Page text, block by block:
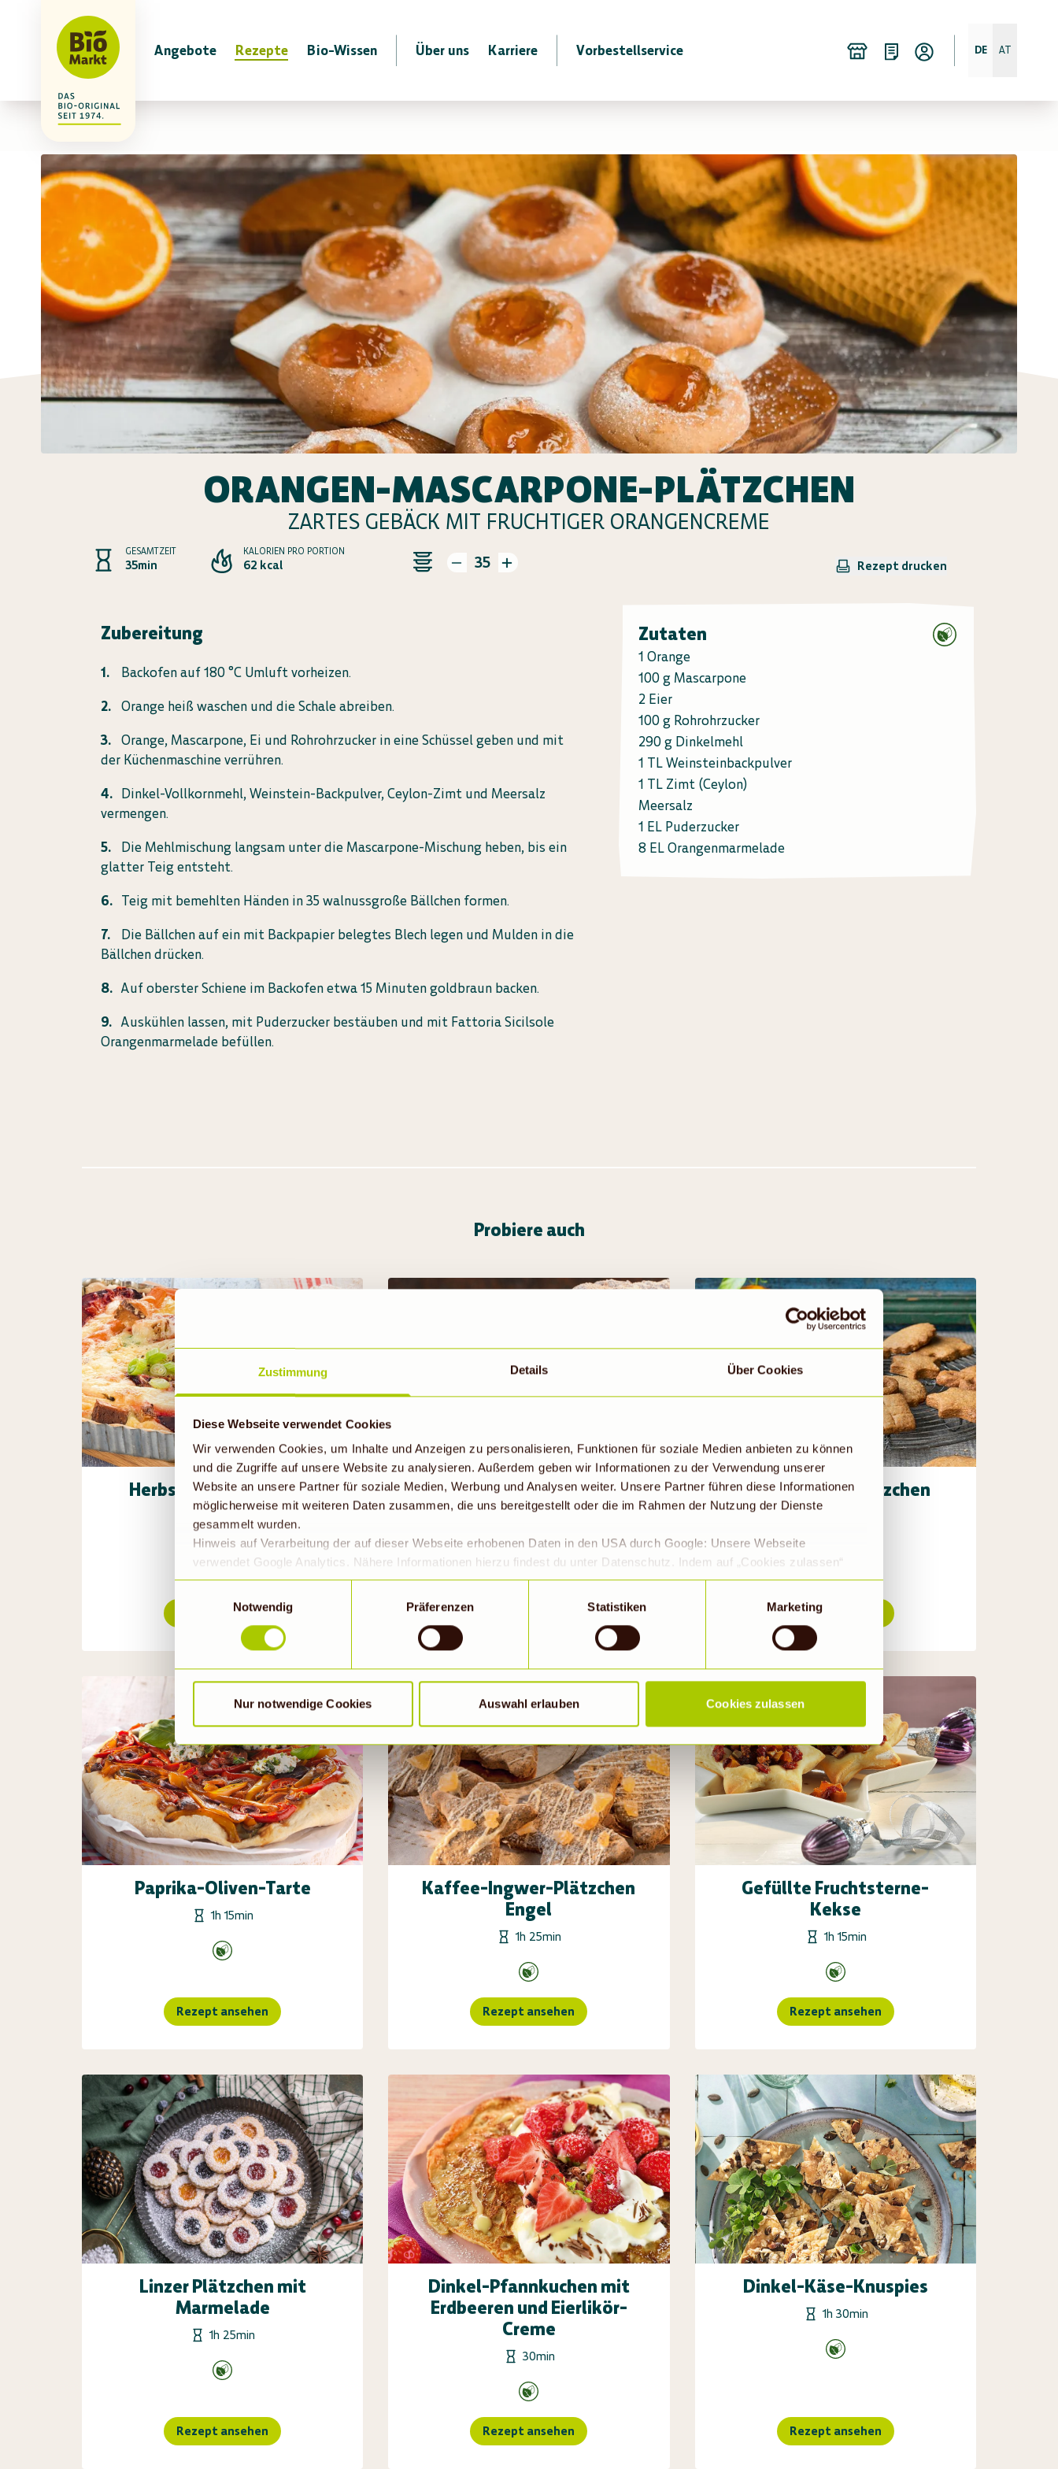
Zustimmung Details Über Cookies
Diese Webseite verwendet Cookies
Wir verwenden Cookies, um Inhalte und Anzeigen zu personalisieren, Funktionen für soziale Medien anbieten zu können
und die Zugriffe auf unsere Website zu analysieren. Außerdem geben wir Informationen zu der Verwendung unserer
Website an unsere Partner für soziale Medien, Werbung und Analysen weiter. Unsere Partner führen diese Informationen
möglicherweise mit weiteren Daten zusammen, die uns bereitgestellt oder die im Rahmen der Nutzung der Dienste
gesammelt wurden.
Hinweis auf Verarbeitung der auf dieser Webseite erhobenen Daten in den USA durch Google: Unsere Webseite
verwendet Google Analytics. Nähere Informationen hierzu findest du unter Datenschutz. Indem auf „Cookies zulassen“
geklickt bzw. statistische Cookies erlaubt werden, wird zugleich gem. Art. 49 Abs. 1 S. 1 lit a DS-GVO eingewilligt, dass
die Daten in den USA verarbeitet werden. Die USA werden vom Europäischen Gerichtshof als ein Land mit einem nach
EU-Standards unzureichendem Datenschutzniveau eingeschätzt. Es besteht insbesondere das Risiko, dass die Daten
durch US-Behörden, zu Kontroll- und zu Überwachungszwecken, möglicherweise auch ohne Rechtsbehelfsmöglichkeiten,
Notwendig
Präferenzen Statistiken Marketing
Nur notwendige Cookies Auswahl erlauben Cookies zulassen
Angebote Rezepte Bio-Wissen Über uns Karriere Vorbestellservice DE AT
ORANGEN-MASCARPONE-PLÄTZCHEN
ZARTES GEBÄCK MIT FRUCHTIGER ORANGENCREME
GESAMTZEIT
35min
KALORIEN PRO PORTION
62 kcal 35 Rezept drucken
Zutaten
1 Orange
100 g Mascarpone
2 Eier
100 g Rohrohrzucker
290 g Dinkelmehl
1 TL Weinsteinbackpulver
1 TL Zimt (Ceylon)
Meersalz
1 EL Puderzucker
8 EL Orangenmarmelade
Zubereitung
Backofen auf 180 °C Umluft vorheizen.
Orange heiß waschen und die Schale abreiben.
Orange, Mascarpone, Ei und Rohrohrzucker in eine Schüssel geben und mit
der Küchenmaschine verrühren.
Dinkel-Vollkornmehl, Weinstein-Backpulver, Ceylon-Zimt und Meersalz
vermengen.
Die Mehlmischung langsam unter die Mascarpone-Mischung heben, bis ein
glatter Teig entsteht.
Teig mit bemehlten Händen in 35 walnussgroße Bällchen formen.
Die Bällchen auf ein mit Backpapier belegtes Blech legen und Mulden in die
Bällchen drücken.
Auf oberster Schiene im Backofen etwa 15 Minuten goldbraun backen.
Auskühlen lassen, mit Puderzucker bestäuben und mit Fattoria Sicilsole
Orangenmarmelade befüllen.
Probiere auch
Herbstgemüse-Quiche
1h 15min
Rezept ansehen
Süßer Fruchtstollen mit
Ingwer und Kakao
2h 35min
Spekulatius-Plätzchen
klassisch
Rezept ansehen
Paprika-Oliven-Tarte
1h 15min
Rezept ansehen
Kaffee-Ingwer-Plätzchen
Engel
1h 25min
Rezept ansehen
Gefüllte Fruchtsterne-
Kekse
1h 15min
Rezept ansehen
Linzer Plätzchen mit
Marmelade
1h 25min
Rezept ansehen
Dinkel-Pfannkuchen mit
Erdbeeren und Eierlikör-
Creme
30min
Rezept ansehen
Dinkel-Käse-Knuspies
1h 30min
Rezept ansehen